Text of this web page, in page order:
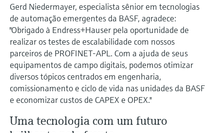
Gerd Niedermayer, especialista sênior em tecnologias
de automação emergentes da BASF, agradece:
"Obrigado à Endress+Hauser pela oportunidade de
realizar os testes de escalabilidade com nossos
parceiros de PROFINET-APL. Com a ajuda de seus
equipamentos de campo digitais, podemos otimizar
diversos tópicos centrados em engenharia,
comissionamento e ciclo de vida nas unidades da BASF
e economizar custos de CAPEX e OPEX."
Uma tecnologia com um futuro